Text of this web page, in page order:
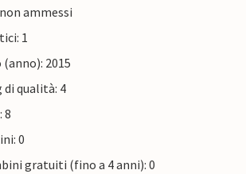
ammessi
1
2015
qualità: 4
8
0
gratuiti (fino a 4 anni): 0